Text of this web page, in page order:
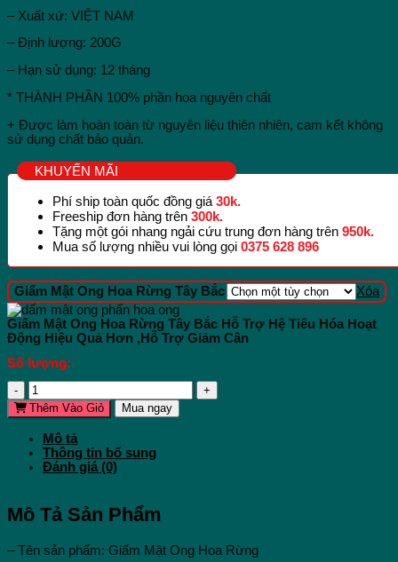
– Xuất xứ: VIỆT NAM
– Định lượng: 200G
– Hạn sử dụng: 12 tháng
* THÀNH PHẦN 100% phần hoa nguyên chất
+ Được làm hoàn toàn từ nguyên liệu thiên nhiên, cam kết không
sử dụng chất bảo quản.
KHUYẾN MÃI
Phí ship toàn quốc đồng giá 30k.
Freeship đơn hàng trên 300k.
Tặng một gói nhang ngải cứu trung đơn hàng trên 950k.
Mua số lượng nhiều vui lòng gọi 0375 628 896
Giấm Mật Ong Hoa Rừng Tây Bắc Xóa
Giấm Mật Ong Hoa Rừng Tây Bắc Hỗ Trợ Hệ Tiêu Hóa Hoạt
Động Hiệu Quả Hơn ,Hỗ Trợ Giảm Cân
Số lượng:
Giấm
Mật
Ong
Rừng
Tây
Bắc
Hệ
Tiêu
Hoạt
Thêm Vào Giỏ Mua ngay
Mô tả
Thông tin bổ sung
Đánh giá (0)
Mô Tả Sản Phẩm
– Tên sản phẩm: Giấm Mật Ong Hoa Rừng